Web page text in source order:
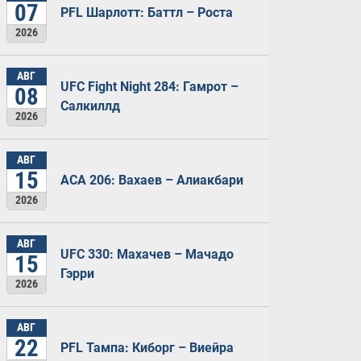
07
2026
PFL Шарлотт: Баттл – Роста
АВГ
08
2026
UFC Fight Night 284: Гамрот –
Салкиллд
АВГ
15
2026
ACA 206: Вахаев – Алиакбари
АВГ
15
2026
UFC 330: Махачев – Мачадо
Гэрри
АВГ
22 PFL Тампа: Киборг – Виейра